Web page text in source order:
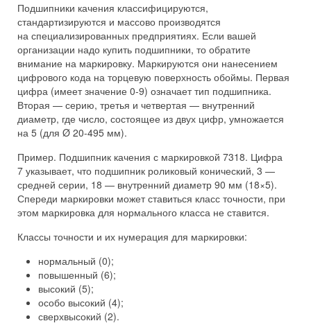
Подшипники качения классифицируются,
стандартизируются и массово производятся
на специализированных предприятиях. Если вашей
организации надо купить подшипники, то обратите
внимание на маркировку. Маркируются они нанесением
цифрового кода на торцевую поверхность обоймы. Первая
цифра (имеет значение 0-9) означает тип подшипника.
Вторая — серию, третья и четвертая — внутренний
диаметр, где число, состоящее из двух цифр, умножается
на 5 (для Ø 20-495 мм).
Пример. Подшипник качения с маркировкой 7318. Цифра
7 указывает, что подшипник роликовый конический, 3 —
средней серии, 18 — внутренний диаметр 90 мм (18×5).
Спереди маркировки может ставиться класс точности, при
этом маркировка для нормального класса не ставится.
Классы точности и их нумерация для маркировки:
нормальный (0);
повышенный (6);
высокий (5);
особо высокий (4);
сверхвысокий (2).